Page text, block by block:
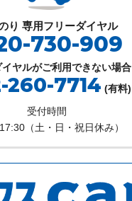
り 専用フリーダイヤル
730-909
イヤルがご利用できない場合
260-7714 (有料)
受付時間
（土・日・祝日休み）